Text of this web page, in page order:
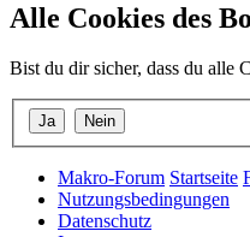
Alle Cookies des
Bist du dir sicher, dass du alle
Makro-Forum Startseite
Nutzungsbedingungen
Datenschutz